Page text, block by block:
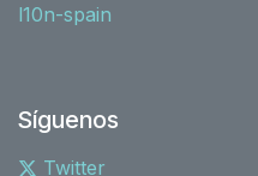
l10n-spain
Síguenos
Twitter